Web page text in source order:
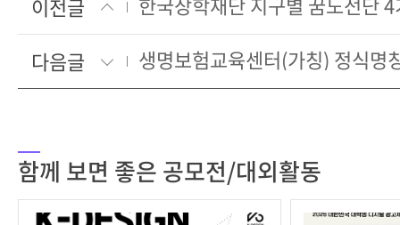
이전글
다음글
생명보험교육센터(가칭) 정식명
함께 보면 좋은 공모전/대외활동